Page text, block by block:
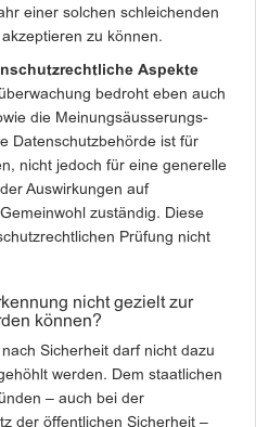
einer solchen schleichenden
zu können.
Aspekte
bedroht eben auch
die Meinungsäusserungs-
Datenschutzbehörde ist für
nicht jedoch für eine generelle
Auswirkungen auf
zuständig. Diese
Prüfung nicht
nicht gezielt zur
können?
Sicherheit darf nicht dazu
werden. Dem staatlichen
– auch bei der
der öffentlichen Sicherheit –